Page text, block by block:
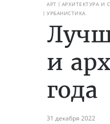
АРТ АРХИТЕКТУРА И
УРБАНИСТИКА
и
года
31 декабря 2022